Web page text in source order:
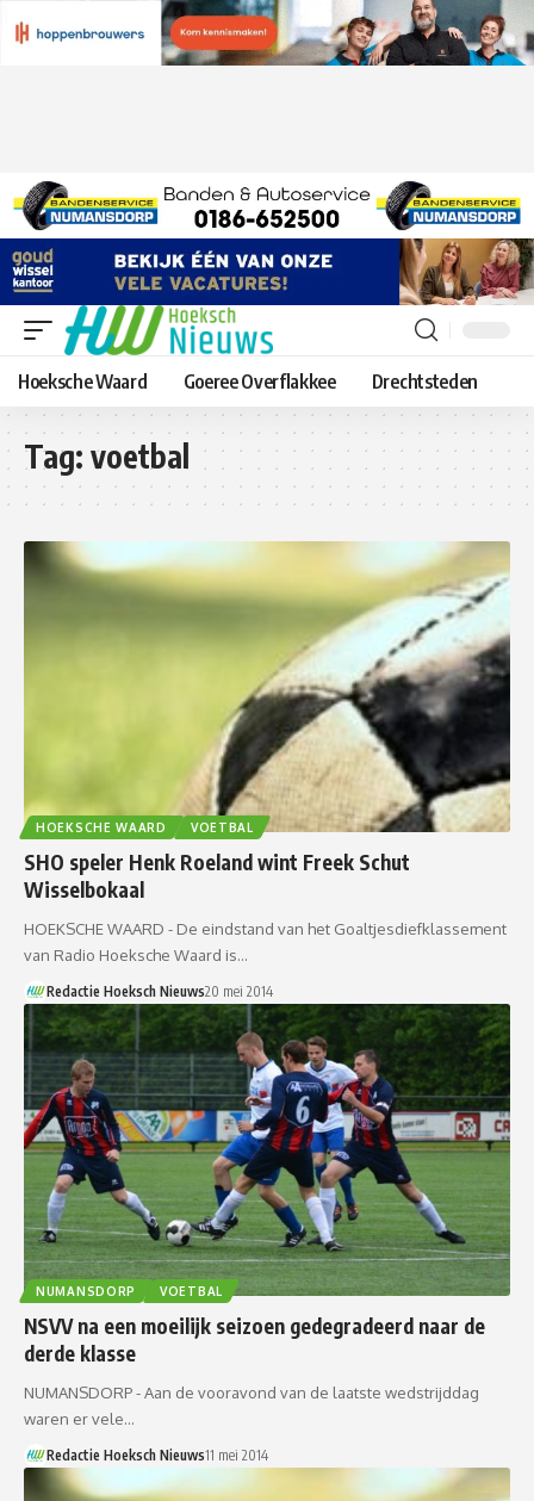
Hoeksche Waard Goeree Overflakkee Drechtsteden
Tag: voetbal
HOEKSCHE WAARD VOETBAL
SHO speler Henk Roeland wint Freek Schut
Wisselbokaal
HOEKSCHE WAARD - De eindstand van het Goaltjesdiefklassement
van Radio Hoeksche Waard is…
Redactie Hoeksch Nieuws20 mei 2014
NUMANSDORP VOETBAL
NSVV na een moeilijk seizoen gedegradeerd naar de
derde klasse
NUMANSDORP - Aan de vooravond van de laatste wedstrijddag
waren er vele…
Redactie Hoeksch Nieuws11 mei 2014